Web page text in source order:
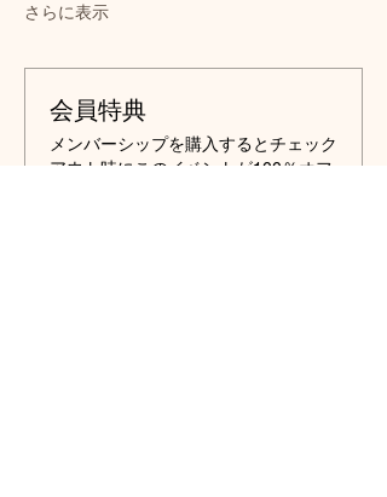
さらに表示
会員特典
メンバーシップを購入するとチェック
アウト時にこのイベントが100％オフ